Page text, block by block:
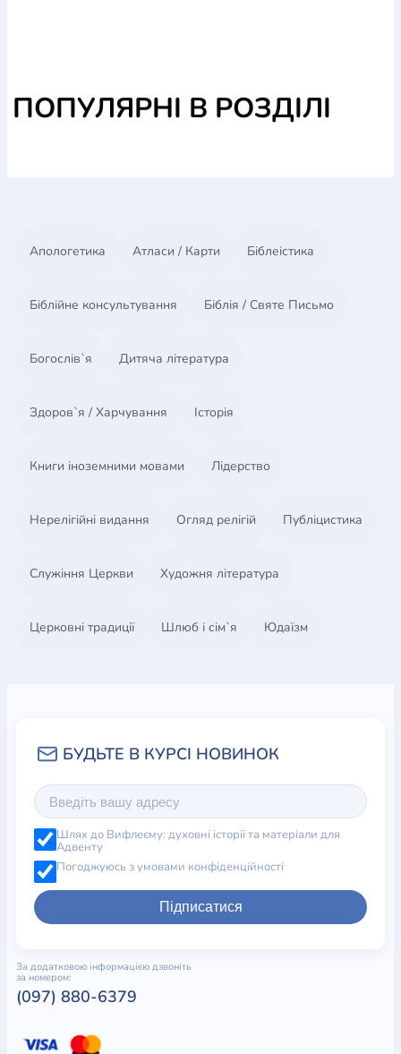
ПОПУЛЯРНІ В РОЗДІЛІ
Апологетика Атласи / Карти Біблеістика
Біблійне консультування Біблія / Святе Письмо
Богослів`я Дитяча література
Здоров`я / Харчування Історія
Книги іноземними мовами Лідерство
Нерелігійні видання Огляд релігій Публіцистика
Служіння Церкви Художня література
Церковні традиції Шлюб і сім`я Юдаїзм
Шлях до Вифлеєму: духовні історії та матеріали для
Адвенту
Погоджуюсь з умовами конфіденційності
Підписатися
За додатковою інформацією дзвоніть
за номером:
(097) 880-6379